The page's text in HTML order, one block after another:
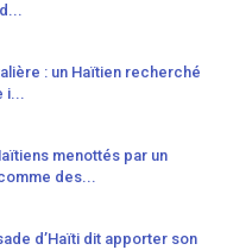
: un Haïtien recherché
i...
menottés par un
des...
d’Haïti dit apporter son